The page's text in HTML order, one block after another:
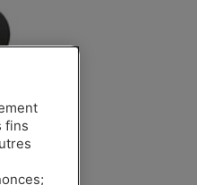
fins